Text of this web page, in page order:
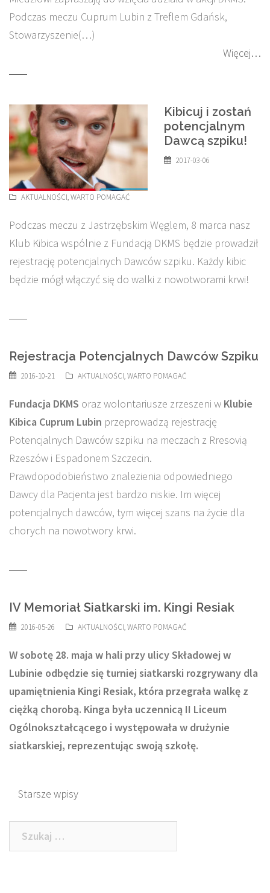
Podczas meczu Cuprum Lubin z Treflem Gdańsk,
Stowarzyszenie(…)
Więcej…
Kibicuj i zostań
potencjalnym
Dawcą szpiku!
2017-03-06
AKTUALNOŚCI,WARTO POMAGAĆ
Podczas meczu z Jastrzębskim Węglem, 8 marca nasz
Klub Kibica wspólnie z Fundacją DKMS będzie prowadził
rejestrację potencjalnych Dawców szpiku. Każdy kibic
będzie mógł włączyć się do walki z nowotworami krwi!
Rejestracja Potencjalnych Dawców Szpiku
2016-10-21 AKTUALNOŚCI,WARTO POMAGAĆ
Fundacja DKMS oraz wolontariusze zrzeszeni w Klubie
Kibica Cuprum Lubin przeprowadzą rejestrację
Potencjalnych Dawców szpiku na meczach z Rresovią
Rzeszów i Espadonem Szczecin.
Prawdopodobieństwo znalezienia odpowiedniego
Dawcy dla Pacjenta jest bardzo niskie. Im więcej
potencjalnych dawców, tym więcej szans na życie dla
chorych na nowotwory krwi.
IV Memoriał Siatkarski im. Kingi Resiak
2016-05-26 AKTUALNOŚCI,WARTO POMAGAĆ
W sobotę 28. maja w hali przy ulicy Składowej w
Lubinie odbędzie się turniej siatkarski rozgrywany dla
upamiętnienia Kingi Resiak, która przegrała walkę z
ciężką chorobą. Kinga była uczennicą II Liceum
Ogólnokształcącego i występowała w drużynie
siatkarskiej, reprezentując swoją szkołę.
Nawigacja
po
wpisach
Starsze wpisy
Szukaj: